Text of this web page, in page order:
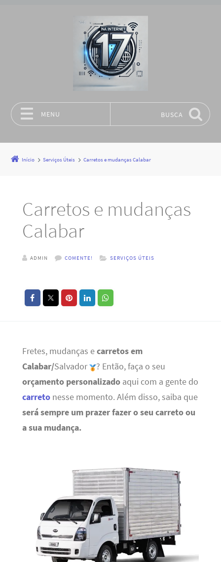
MENU BUSCA
Início Serviços Úteis Carretos e mudanças Calabar
Carretos e mudanças
Calabar
ADMIN COMENTE! SERVIÇOS ÚTEIS
Fretes, mudanças ecarretos em
Calabar/Salvador
? Então, faça o seu
orçamento personalizadoaqui com a gente do
carretonesse momento. Além disso, saiba que
será sempre um prazer fazer o seu carreto ou
a sua mudança.